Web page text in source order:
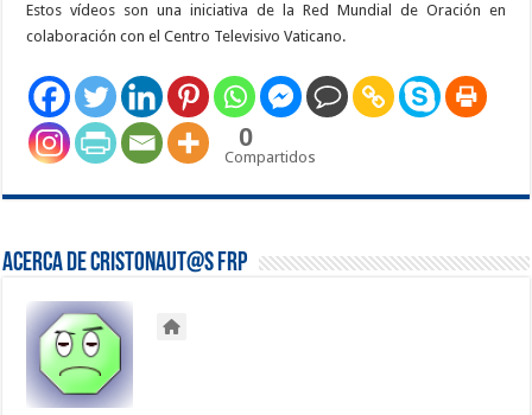
Estos vídeos son una iniciativa de la Red Mundial de Oración en
colaboración con el Centro Televisivo Vaticano.
0
Compartidos
Acerca de Cristonaut@s FRP